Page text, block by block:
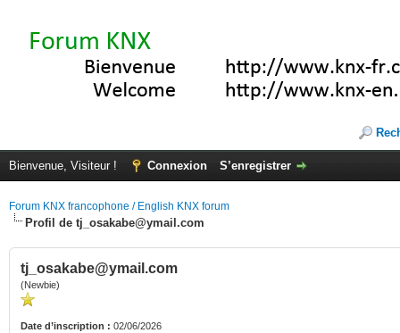
Bienvenue, Visiteur ! Connexion S’enregistrer
Forum KNX francophone / English KNX forum
Profil de tj_osakabe@ymail.com
tj_osakabe@ymail.com
(Newbie)
Date d’inscription : 02/06/2026